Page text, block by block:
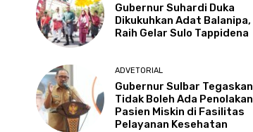
Gubernur Suhardi Duka
Dikukuhkan Adat Balanipa,
Raih Gelar Sulo Tappidena
ADVETORIAL
Gubernur Sulbar Tegaskan
Tidak Boleh Ada Penolakan
Pasien Miskin di Fasilitas
Pelayanan Kesehatan